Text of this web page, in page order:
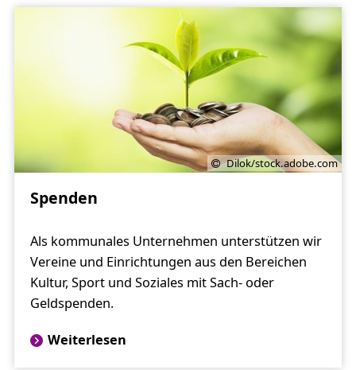
Dilok/stock.adobe.com
Spenden
Als kommunales Unternehmen unterstützen wir
Vereine und Einrichtungen aus den Bereichen
Kultur, Sport und Soziales mit Sach- oder
Geldspenden.
Weiterlesen